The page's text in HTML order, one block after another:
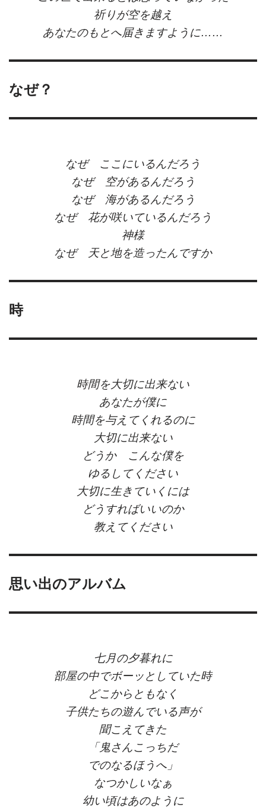
祈りが空を越え
あなたのもとへ届きますように……
なぜ？
なぜ ここにいるんだろう
なぜ 空があるんだろう
なぜ 海があるんだろう
なぜ 花が咲いているんだろう
神様
なぜ 天と地を造ったんですか
時
時間を大切に出来ない
あなたが僕に
時間を与えてくれるのに
大切に出来ない
どうか こんな僕を
ゆるしてください
大切に生きていくには
どうすればいいのか
教えてください
思い出のアルバム
七月の夕暮れに
部屋の中でボーッとしていた時
どこからともなく
子供たちの遊んでいる声が
聞こえてきた
「鬼さんこっちだ
でのなるほうへ」
なつかしいなぁ
幼い頃はあのように